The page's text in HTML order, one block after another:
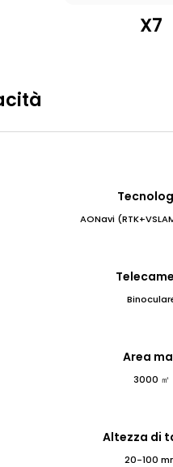
X7
AONavi
Area
3000 ㎡
Altezza di
20-100